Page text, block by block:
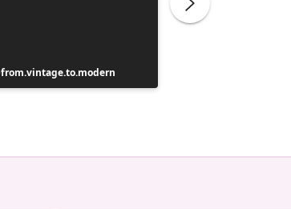
Opslag
offentliggjort
from.vintage.to.modern